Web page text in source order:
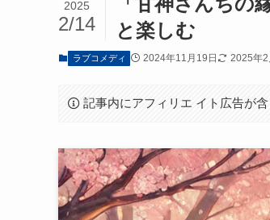
と楽しむ
2025
2/14
ラブコメディ 2024年11月19日 2025年2
記事内にアフィリエ イト広告が